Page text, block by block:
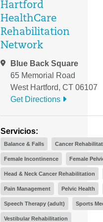
Hartford
HealthCare
Rehabilitation
Network
Blue Back Square
65 Memorial Road
West Hartford, CT 06107
Get Directions
Servicios:
Balance & Falls Cancer
Female Incontinence Female
Head & Neck Cancer Rehabilitation
Pain Management Pelvic Health
Speech Therapy (adult) Sports
Vestibular Rehabilitation